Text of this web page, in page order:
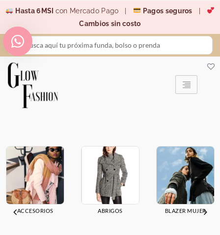
contenido
Hasta 6MSI con Mercado Pago | Pagos seguros
Cambios sin costo
Search
...
ACCESORIOS ABRIGOS BLAZER MUJER